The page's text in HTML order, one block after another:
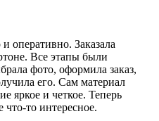
оперативно. Заказала
Все этапы были
фото, оформила заказ,
его. Сам материал
яркое и четкое. Теперь
что-то интересное.